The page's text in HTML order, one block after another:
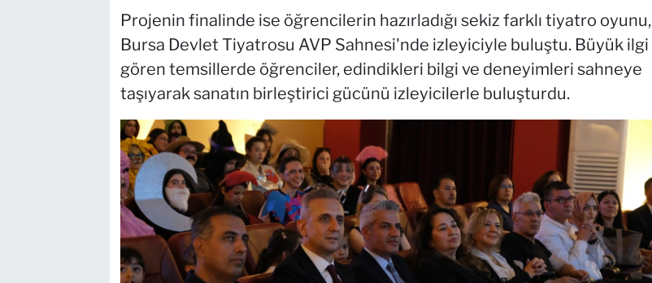
Projenin finalinde ise öğrencilerin hazırladığı sekiz farklı tiyatro oyunu,
Bursa Devlet Tiyatrosu AVP Sahnesi'nde izleyiciyle buluştu. Büyük ilgi
gören temsillerde öğrenciler, edindikleri bilgi ve deneyimleri sahneye
taşıyarak sanatın birleştirici gücünü izleyicilerle buluşturdu.